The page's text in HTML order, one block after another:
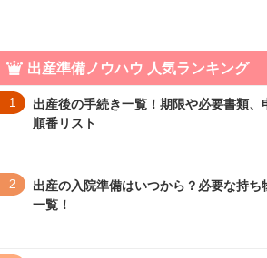
出産準備ノウハウ 人気ランキング
1
出産後の手続き一覧！期限や必要書類、
順番リスト
2
出産の入院準備はいつから？必要な持ち
一覧！